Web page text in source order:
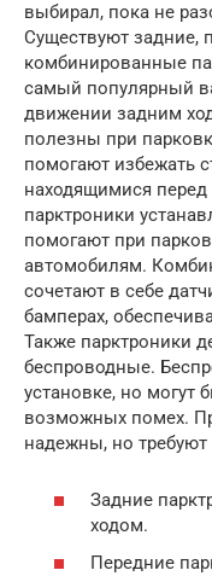
выбирал, пока не
Существуют задние,
комбинированные
самый популярный
движении задним
полезны при
помогают избежать
находящимися
парктроники
помогают при
автомобилям.
сочетают в себе
бамперах,
Также парктроники
беспроводные.
установке, но могут
возможных помех.
надежны, но
Задние
ходом.
Передние